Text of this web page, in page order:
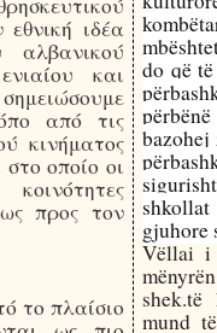
ιδέα
αλβανικού
και
από τις
κινήματος
οποίο οι
προς τον
το πλαίσιο
do që
shkollat
gjuhore
Vëllai i
shek.të
mund